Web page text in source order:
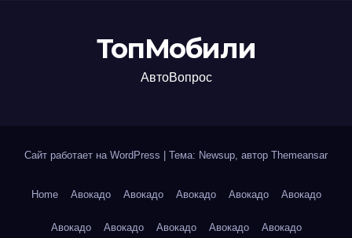
ТопМобили
АвтоВопрос
Сайт работает на WordPress Тема: Newsup, автор Themeansar
Home Авокадо Авокадо Авокадо Авокадо Авокадо
Авокадо Авокадо Авокадо Авокадо Авокадо